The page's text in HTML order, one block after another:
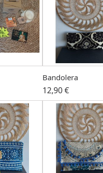
Bandolera
12,90 €